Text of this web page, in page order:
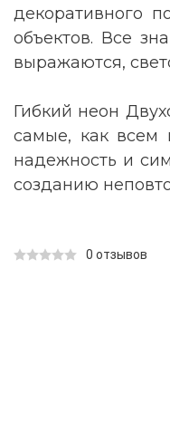
декоративного
объектов. Все
выражаются,
Гибкий неон
самые, как всем
надежность и
созданию
0 отзывов